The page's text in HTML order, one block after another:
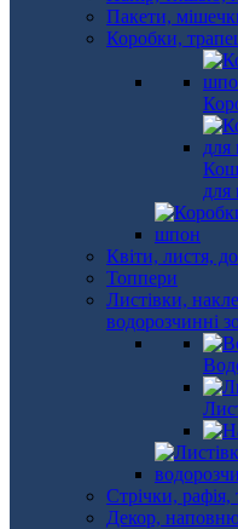
Пакети,
Коробки,
для
Квіти, листя,
Топпери
Листівки,
водорозчинні
Стрічки,
Декор,